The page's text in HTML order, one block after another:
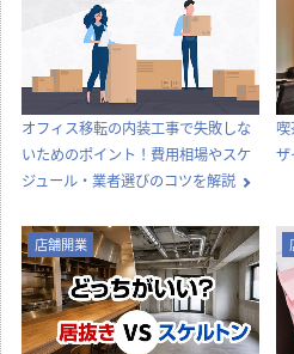
オフィス移転の内装工事で失敗しな
いためのポイント！費用相場やスケ
ジュール・業者選びのコツを解説
ザ
店舗開業